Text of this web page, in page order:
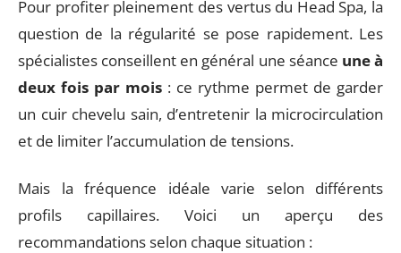
Pour profiter pleinement des vertus du Head Spa, la
question de la régularité se pose rapidement. Les
spécialistes conseillent en général une séance une à
deux fois par mois : ce rythme permet de garder
un cuir chevelu sain, d’entretenir la microcirculation
et de limiter l’accumulation de tensions.
Mais la fréquence idéale varie selon différents
profils capillaires. Voici un aperçu des
recommandations selon chaque situation :